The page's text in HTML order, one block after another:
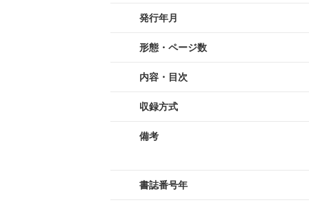
発行年月
形態・ページ数
内容・目次
収録方式
備考
書誌番号年